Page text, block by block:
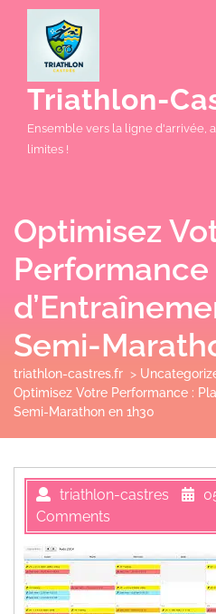
Triathlon-
Ensemble vers la ligne d'arrivée,
limites !
Optimisez
Performance
Semi-
triathlon-castres.fr >
Optimisez Votre Performance :
Semi-Marathon en 1h30
triathlon-castres
Comments